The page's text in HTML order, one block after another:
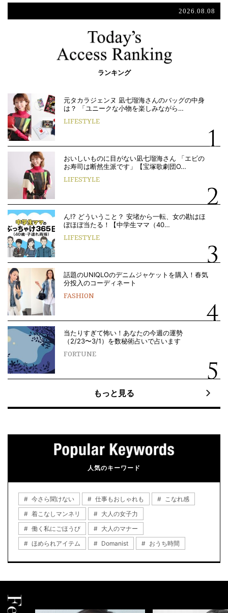
2026.08.08
ランキング
元タカラジェンヌ 凪七瑠海さんのバッグの中身
は？ 「ユニークな小物を楽しみながら…
LIFESTYLE
おいしいものに目がない凪七瑠海さん 「エビの
お寿司は断然生派です」【宝塚歌劇団O…
LIFESTYLE
ん!? どういうこと？ 安堵から一転、女の勘はほ
ぼほぼ当たる！【中学生ママ（40…
LIFESTYLE
話題のUNIQLOのデニムジャケットを購入！春気
分投入のコーディネート
FASHION
当たりすぎて怖い！あなたの今週の運勢
（2/23〜3/1）を数秘術占いで占います
FORTUNE
もっと見る
人気のキーワード
今さら聞けない 仕事もおしゃれも
こなれ感
着こなしマンネリ
大人の女子力
働く私にごほうび
大人のマナー
ほめられアイテム
Domanist おうち時間